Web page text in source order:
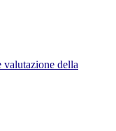
valutazione della